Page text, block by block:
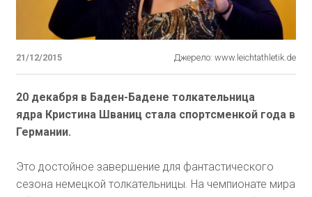
21/12/2015 Джерело: www.leichtathletik.de
20 декабря в Баден-Бадене толкательница
ядра Кристина Шваниц стала спортсменкой года в
Германии.
Это достойное завершение для фантастического
сезона немецкой толкательницы. На чемпионате мира